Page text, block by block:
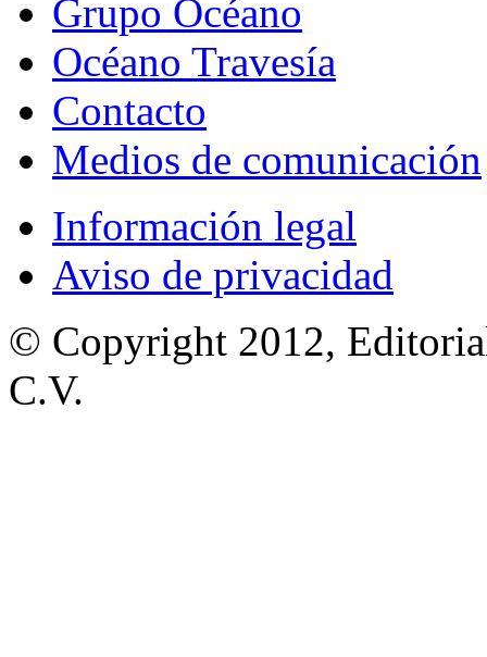
Grupo Océano
Océano Travesía
Contacto
Medios de comunicación
Información legal
Aviso de privacidad
© Copyright 2012,
C.V.